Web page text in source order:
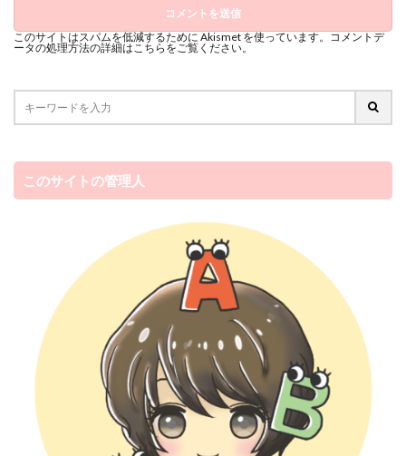
このサイトはスパムを低減するために Akismet を使っています。コメントデ
ータの処理方法の詳細はこちらをご覧ください。
このサイトの管理人